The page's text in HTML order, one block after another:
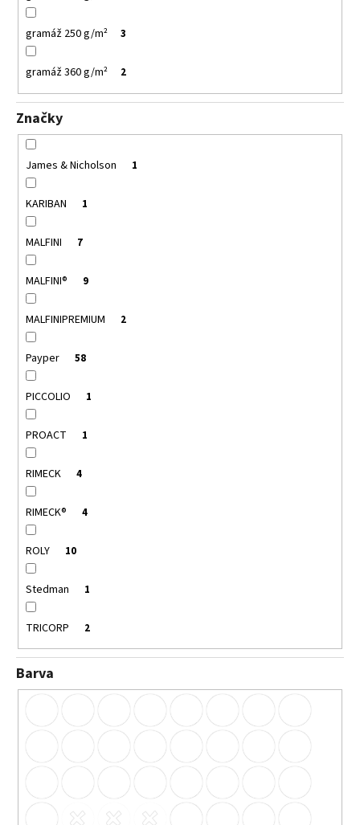
gramáž 250 g/m² 3
gramáž 360 g/m² 2
Značky
James & Nicholson 1
KARIBAN 1
MALFINI 7
MALFINI® 9
MALFINIPREMIUM 2
Payper 58
PICCOLIO 1
PROACT 1
RIMECK 4
RIMECK® 4
ROLY 10
Stedman 1
TRICORP 2
Barva